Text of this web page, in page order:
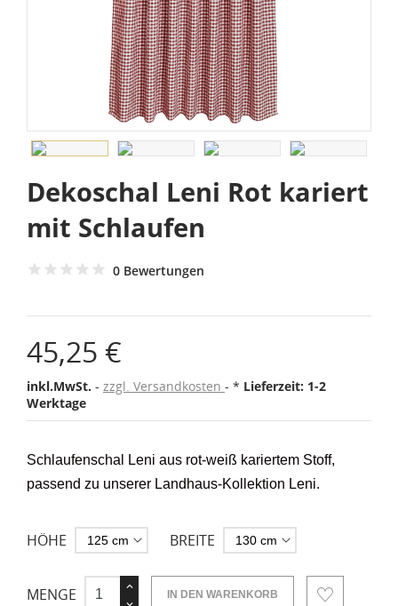
Dekoschal Leni Rot kariert
mit Schlaufen
0 Bewertungen
45,25 €
inkl.MwSt. zzgl. Versandkosten * Lieferzeit: 1-2
Werktage
Schlaufenschal Leni aus rot-weiß kariertem Stoff,
passend zu unserer Landhaus-Kollektion Leni.
HÖHE BREITE
MENGE IN DEN WARENKORB